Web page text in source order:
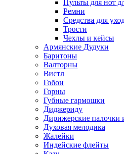
Пульты для нот
Ремни
Средства для
Трости
Чехлы и кейсы
Армянские Дудуки
Баритоны
Валторны
Вистл
Гобои
Горны
Губные гармошки
Диджериду
Дирижерские палочки
Духовая мелодика
Жалейки
Индейские флейты